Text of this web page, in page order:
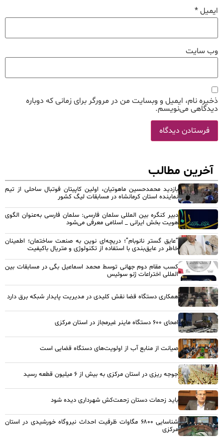
ایمیل*
وب‌ سایت
ذخیره نام، ایمیل و وبسایت من در مرورگر برای زمانی که دوباره
دیدگاهی می‌نویسم.
آخرین مطالب
بازدید محمدحسین ماهوتیان، اولین کاپیتان فوتبال ساحلی از تیم
نماینده استان کرمانشاه در مسابقات لیگ کشور
دبیر کنگره بین المللی سلمان فارسی: سلمان فارسی به‌عنوان الگوی
هویت بخش ایرانی _ اسلامی معرفی می‌شود
“عایق گستر نانوبام”؛ دریچه‌ای نوین به صنعت ساختمان؛ اطمینان
خاطر در عایق‌بندی با استفاده از تکنولوژی و متریال باکیفیت
کسب مقام دوم جهانی توسط محمد اسماعیل بگی در مسابقات بین
المللی اختراعات ژنو سوئیس
همکاری دستگاه قضا نقش کلیدی در مدیریت پایدار شبکه برق دارد
امحای ۶۰۰ دستگاه ماینر غیرمجاز در استان مرکزی
صیانت از منابع آب از اولویت‌های دستگاه قضایی است
جوجه ریزی در استان مرکزی به بیش از ۶ میلیون قطعه رسید
باید زحمات دستان زحمت‌کش شهرداری دیده شود
شناسایی ۶۸۰۰ مگاوات ظرفیت احداث نیروگاه خورشیدی در استان
مرکزی